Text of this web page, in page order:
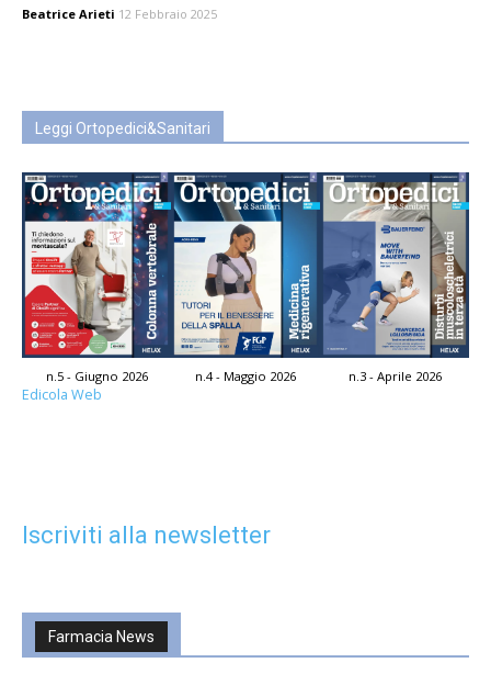
Beatrice Arieti 12 Febbraio 2025
Leggi Ortopedici&Sanitari
n.5 - Giugno 2026 n.4 - Maggio 2026 n.3 - Aprile 2026
Edicola Web
Iscriviti alla newsletter
Farmacia News